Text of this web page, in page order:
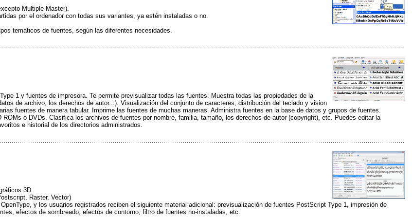
Multiple Master).
por el ordenador con todas sus variantes, ya estén instaladas o no.
temáticos de fuentes, según las diferentes necesidades.
1 y fuentes de impresora. Te permite previsualizar todas las fuentes. Muestra todas las propiedades de la
de archivo, los derechos de autor...). Visualización del conjunto de caracteres, distribución del teclado y vision
fuentes de manera tabular. Imprime las fuentes de muchas maneras. Administra fuentes en la base de datos y grupos de fuentes.
o DVDs. Clasifica los archivos de fuentes por nombre, familia, tamaño, los derechos de autor (copyright), etc. Puedes editar la
e historial de los directorios administrados.
3D.
Raster, Vector)
y los usuarios registrados reciben el siguiente material adicional: previsualización de fuentes PostScript Type 1, impresión de
efectos de sombreado, efectos de contorno, filtro de fuentes no-instaladas, etc.